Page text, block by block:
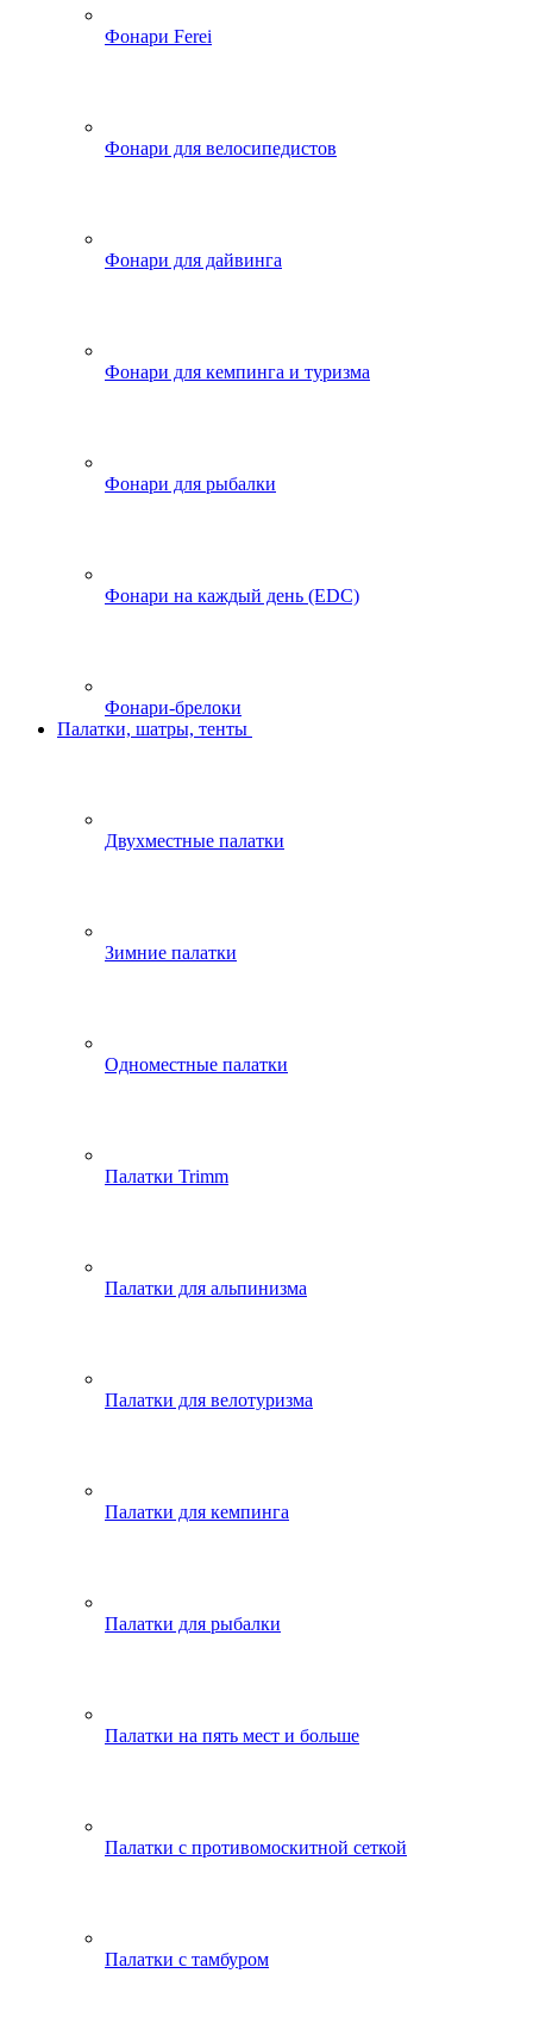
Фонари Ferei
Фонари для велосипедистов
Фонари для дайвинга
Фонари для кемпинга и туризма
Фонари для рыбалки
Фонари на каждый день (EDC)
Фонари-брелоки
Палатки, шатры, тенты
Двухместные палатки
Зимние палатки
Одноместные палатки
Палатки Trimm
Палатки для альпинизма
Палатки для велотуризма
Палатки для кемпинга
Палатки для рыбалки
Палатки на пять мест и больше
Палатки с противомоскитной сеткой
Палатки с тамбуром